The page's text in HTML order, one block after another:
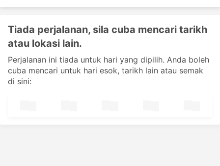
Tiada perjalanan, sila cuba mencari tarikh
atau lokasi lain.
Perjalanan ini tiada untuk hari yang dipilih. Anda boleh
cuba mencari untuk hari esok, tarikh lain atau semak
di sini: